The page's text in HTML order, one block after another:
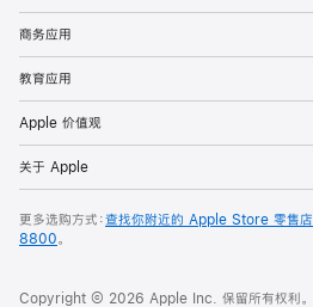
商务应用
教育应用
Apple 价值观
关于 Apple
更多选购方式：查找你附近的 Apple Store 零售店
8800。
Copyright © 2026 Apple Inc. 保留所有权利。